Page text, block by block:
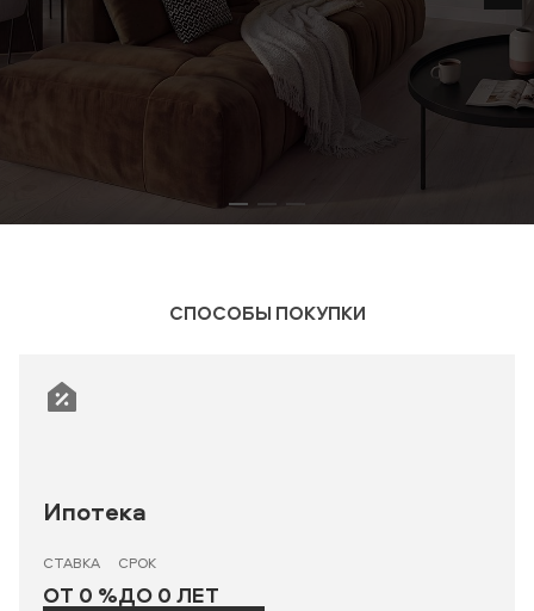
СПОСОБЫ ПОКУПКИ
Ипотека
СТАВКА
ОТ 0 %
СРОК
ДО 0 ЛЕТ